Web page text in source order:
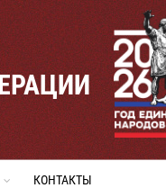
КОНТАКТЫ